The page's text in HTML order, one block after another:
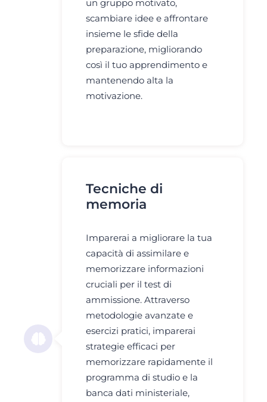
un gruppo motivato,
scambiare idee e affrontare
insieme le sfide della
preparazione, migliorando
così il tuo apprendimento e
mantenendo alta la
motivazione.
Tecniche di
memoria
Imparerai a migliorare la tua
capacità di assimilare e
memorizzare informazioni
cruciali per il test di
ammissione. Attraverso
metodologie avanzate e
esercizi pratici, imparerai
strategie efficaci per
memorizzare rapidamente il
programma di studio e la
banca dati ministeriale,